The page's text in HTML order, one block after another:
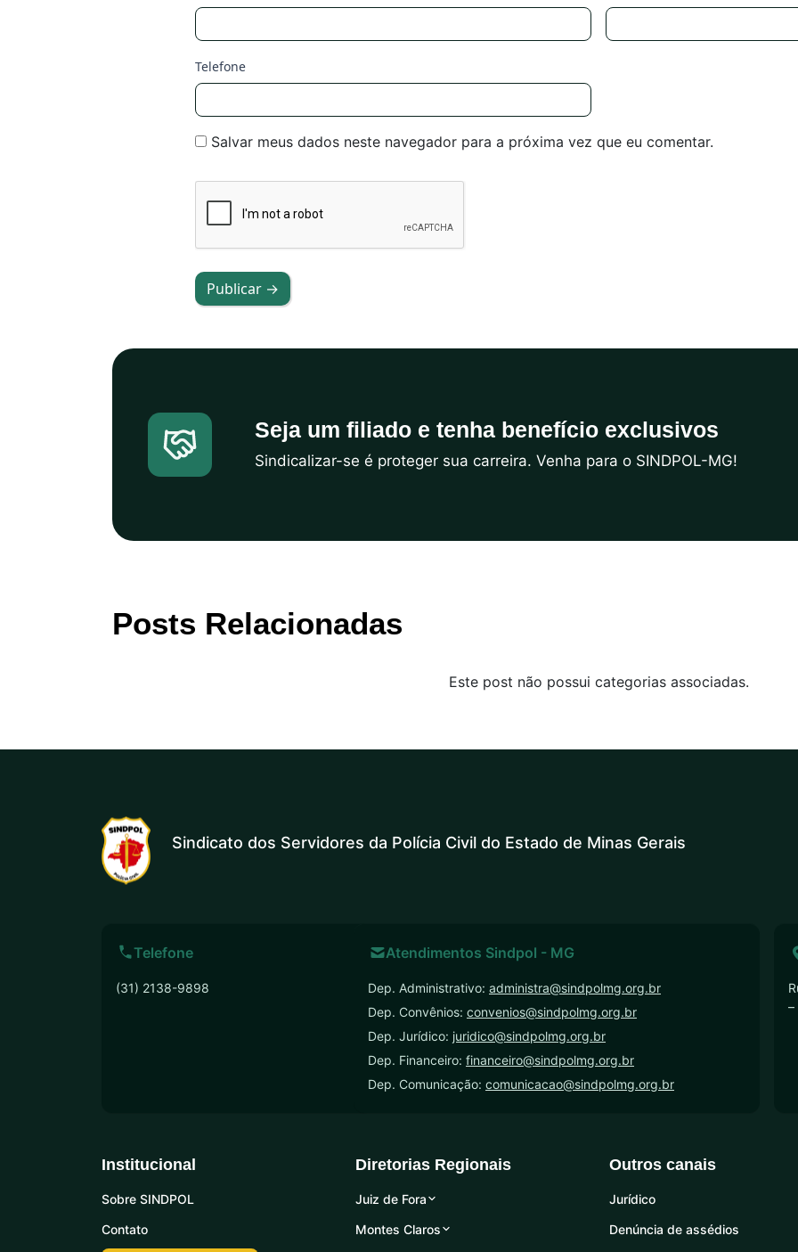
Telefone
Salvar meus dados neste navegador para a próxima vez que eu comentar.
Publicar →
Seja um filiado e tenha benefício exclusivos
Sindicalizar-se é proteger sua carreira. Venha para o SINDPOL-MG!
Posts Relacionadas
Este post não possui categorias associadas.
Sindicato dos Servidores da Polícia Civil do Estado de Minas Gerais
Telefone
(31) 2138-9898
Atendimentos Sindpol - MG
Dep. Administrativo: administra@sindpolmg.org.br
Dep. Convênios: convenios@sindpolmg.org.br
Dep. Jurídico: juridico@sindpolmg.org.br
Dep. Financeiro: financeiro@sindpolmg.org.br
Dep. Comunicação: comunicacao@sindpolmg.org.br
–
Institucional
Sobre SINDPOL
Contato
Diretorias Regionais
Juiz de Fora
Montes Claros
Outros canais
Jurídico
Denúncia de assédios